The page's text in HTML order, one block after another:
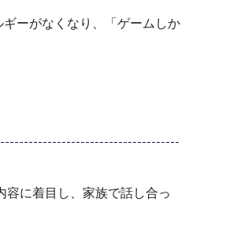
ーがなくなり、「ゲームしか
容に着目し、家族で話し合っ